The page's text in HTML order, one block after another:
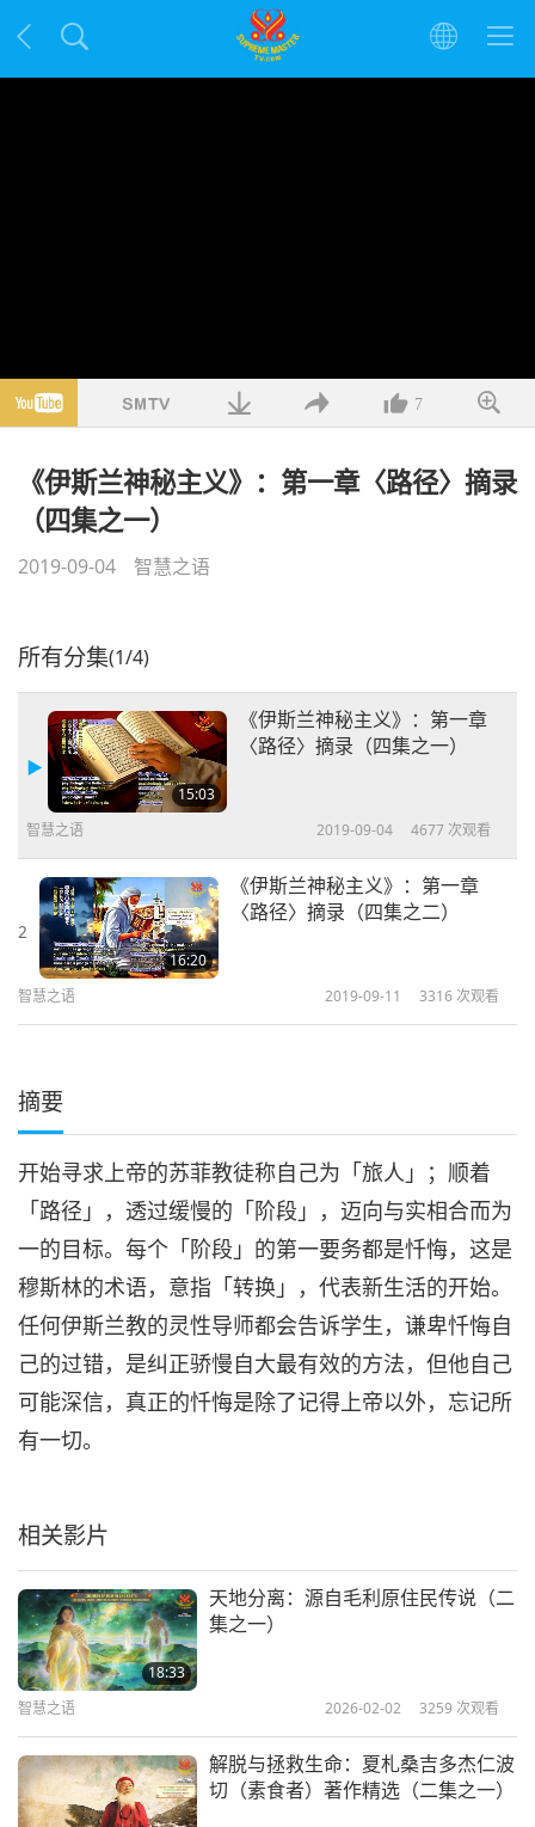
7
《伊斯兰神秘主义》：第一章〈路径〉摘录
（四集之一）
2019-09-04 智慧之语
所有分集(1/4)
15:03
《伊斯兰神秘主义》：第一章
〈路径〉摘录（四集之一）
智慧之语 2019-09-04 4677 次观看
2
16:20
《伊斯兰神秘主义》：第一章
〈路径〉摘录（四集之二）
智慧之语 2019-09-11 3316 次观看
摘要
开始寻求上帝的苏菲教徒称自己为「旅人」；顺着
「路径」，透过缓慢的「阶段」，迈向与实相合而为
一的目标。每个「阶段」的第一要务都是忏悔，这是
穆斯林的术语，意指「转换」，代表新生活的开始。
任何伊斯兰教的灵性导师都会告诉学生，谦卑忏悔自
己的过错，是纠正骄慢自大最有效的方法，但他自己
可能深信，真正的忏悔是除了记得上帝以外，忘记所
有一切。
相关影片
18:33
天地分离：源自毛利原住民传说（二
集之一）
智慧之语 2026-02-02 3259 次观看
解脱与拯救生命：夏札桑吉多杰仁波
切（素食者）著作精选（二集之一）